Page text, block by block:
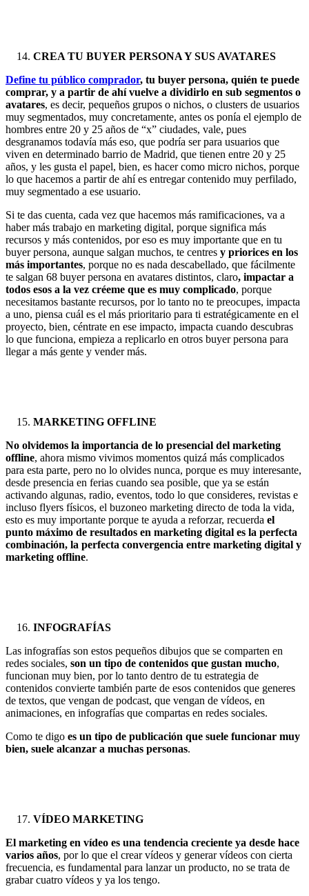
CREA TU BUYER PERSONA Y SUS AVATARES
Define tu público comprador, tu buyer persona, quién te puede
comprar, y a partir de ahí vuelve a dividirlo en sub segmentos o
avatares, es decir, pequeños grupos o nichos, o clusters de usuarios
muy segmentados, muy concretamente, antes os ponía el ejemplo de
hombres entre 20 y 25 años de “x” ciudades, vale, pues
desgranamos todavía más eso, que podría ser para usuarios que
viven en determinado barrio de Madrid, que tienen entre 20 y 25
años, y les gusta el papel, bien, es hacer como micro nichos, porque
lo que hacemos a partir de ahí es entregar contenido muy perfilado,
muy segmentado a ese usuario.
Si te das cuenta, cada vez que hacemos más ramificaciones, va a
haber más trabajo en marketing digital, porque significa más
recursos y más contenidos, por eso es muy importante que en tu
buyer persona, aunque salgan muchos, te centres y priorices en los
más importantes, porque no es nada descabellado, que fácilmente
te salgan 68 buyer persona en avatares distintos, claro, impactar a
todos esos a la vez créeme que es muy complicado, porque
necesitamos bastante recursos, por lo tanto no te preocupes, impacta
a uno, piensa cuál es el más prioritario para ti estratégicamente en el
proyecto, bien, céntrate en ese impacto, impacta cuando descubras
lo que funciona, empieza a replicarlo en otros buyer persona para
llegar a más gente y vender más.
MARKETING OFFLINE
No olvidemos la importancia de lo presencial del marketing
offline, ahora mismo vivimos momentos quizá más complicados
para esta parte, pero no lo olvides nunca, porque es muy interesante,
desde presencia en ferias cuando sea posible, que ya se están
activando algunas, radio, eventos, todo lo que consideres, revistas e
incluso flyers físicos, el buzoneo marketing directo de toda la vida,
esto es muy importante porque te ayuda a reforzar, recuerda el
punto máximo de resultados en marketing digital es la perfecta
combinación, la perfecta convergencia entre marketing digital y
marketing offline.
INFOGRAFÍAS
Las infografías son estos pequeños dibujos que se comparten en
redes sociales, son un tipo de contenidos que gustan mucho,
funcionan muy bien, por lo tanto dentro de tu estrategia de
contenidos convierte también parte de esos contenidos que generes
de textos, que vengan de podcast, que vengan de vídeos, en
animaciones, en infografías que compartas en redes sociales.
Como te digo es un tipo de publicación que suele funcionar muy
bien, suele alcanzar a muchas personas.
VÍDEO MARKETING
El marketing en vídeo es una tendencia creciente ya desde hace
varios años, por lo que el crear vídeos y generar vídeos con cierta
frecuencia, es fundamental para lanzar un producto, no se trata de
grabar cuatro vídeos y ya los tengo.